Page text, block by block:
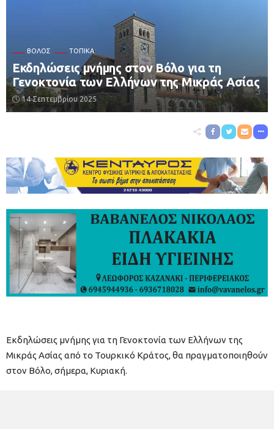
ΒΌΛΟΣ ΤΟΠΙΚΆ
Εκδηλώσεις μνήμης στον Βόλο για τη
Γενοκτονία των Ελλήνων της Μικράς Ασίας
14 Σεπτεμβρίου 2025
Εκδηλώσεις μνήμης για τη Γενοκτονία των Ελλήνων της
Μικράς Ασίας από το Τουρκικό Κράτος, θα πραγματοποιηθούν
στον Βόλο, σήμερα, Κυριακή.